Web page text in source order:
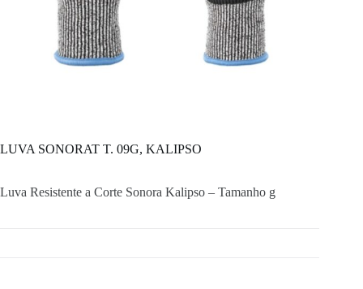
LUVA SONORAT T. 09G, KALIPSO
Luva Resistente a Corte Sonora Kalipso – Tamanho g